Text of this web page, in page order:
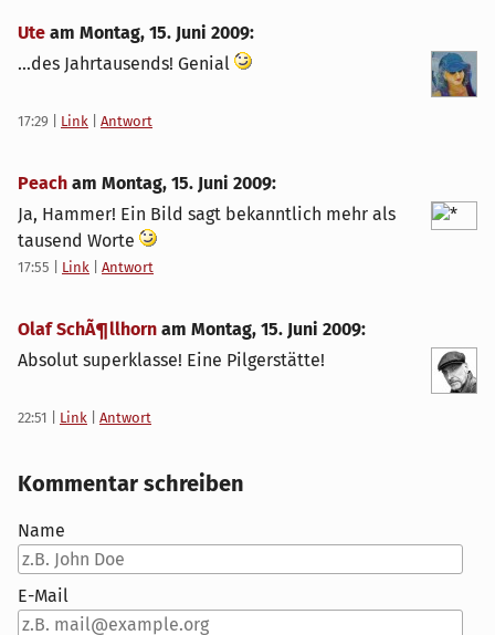
Ute am Montag, 15. Juni 2009:
...des Jahrtausends! Genial
17:29 Link Antwort
Peach am Montag, 15. Juni 2009:
Ja, Hammer! Ein Bild sagt bekanntlich mehr als
tausend Worte
17:55 Link Antwort
Olaf SchÃ¶llhorn am Montag, 15. Juni 2009:
Absolut superklasse! Eine Pilgerstätte!
22:51 Link Antwort
Kommentar schreiben
Name
E-Mail